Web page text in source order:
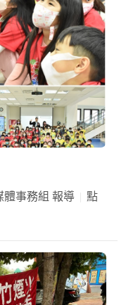
體事務組 報導
點